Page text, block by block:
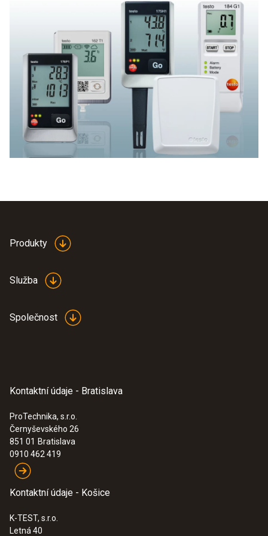
přepravy choulostivého zboží z oblasti farmacie,
potravinářství, elektroniky nebo umění. Po příjezdu do
cílového místa je ihned vidět, zda byly nebo nebyly
dodrženy tolerance otřesů.
Produkty
Služba
Společnost
Kontaktní údaje - Bratislava
ProTechnika, s.r.o.
Černyševského 26
851 01 Bratislava
0910 462 419
Kontaktní údaje - Košice
K-TEST, s.r.o.
Letná 40